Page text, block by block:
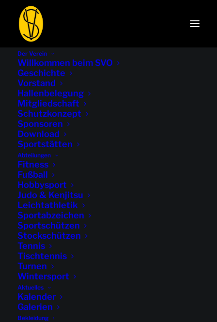
Der Verein
Willkommen beim SVO
Geschichte
Vorstand
Hallenbelegung
Mitgliedschaft
Schutzkonzept
Sponsoren
Download
Sportstätten
Abteilungen
Fitness
Fußball
Hobbysport
Judo & Kenjitsu
Leichtathletik
Sportabzeichen
Sportschützen
Stockschützen
Tennis
Tischtennis
Turnen
Wintersport
Aktuelles
Kalender
Galerien
Bekleidung
D-Junioren